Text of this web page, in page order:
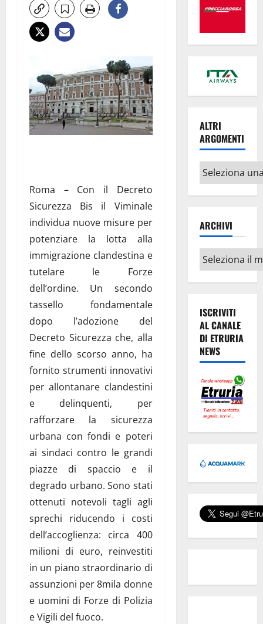
Roma – Con il Decreto
Sicurezza Bis il Viminale
individua nuove misure per
potenziare la lotta alla
immigrazione clandestina e
tutelare le Forze
dell’ordine. Un secondo
tassello fondamentale
dopo l’adozione del
Decreto Sicurezza che, alla
fine dello scorso anno, ha
fornito strumenti innovativi
per allontanare clandestini
e delinquenti, per
rafforzare la sicurezza
urbana con fondi e poteri
ai sindaci contro le grandi
piazze di spaccio e il
degrado urbano. Sono stati
ottenuti notevoli tagli agli
sprechi riducendo i costi
dell’accoglienza: circa 400
milioni di euro, reinvestiti
in un piano straordinario di
assunzioni per 8mila donne
e uomini di Forze di Polizia
e Vigili del fuoco.
ALTRI
ARGOMENTI
Altri
argomenti
ARCHIVI
Archivi
ISCRIVITI
AL CANALE
DI ETRURIA
NEWS